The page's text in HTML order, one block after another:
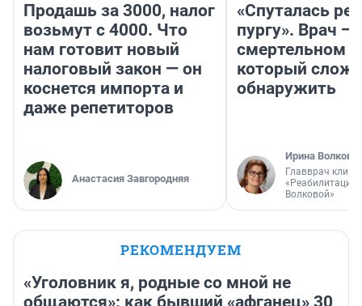
Продашь за 3000, налог
возьмут с 4000. Что
нам готовит новый
налоговый закон — он
коснется импорта и
даже репетиторов
Анастасия Завгородняя
«Спуталась
пургу». Врач —
смертельном
который
обнаружить
Ирина Волкова
Главврач
«Реабилитация
Волковой»
РЕКОМЕНДУЕМ
«Уголовник я, родные со мной не
общаются»: как бывший «афганец» 30